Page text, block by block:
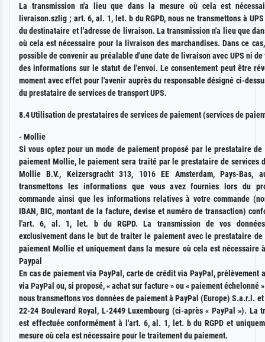
La transmission n'a lieu que dans la mesure où cela est
livraison.szlig ; art. 6, al. 1, let. b du RGPD, nous ne transmettons à
du destinataire et l'adresse de livraison. La transmission n'a lieu que
où cela est nécessaire pour la livraison des marchandises. Dans ce
possible de convenir au préalable d'une date de livraison avec UPS ni
des informations sur le statut de l'envoi. Le consentement peut être
moment avec effet pour l'avenir auprès du responsable désigné ci-
du prestataire de services de transport UPS.
8.4Utilisation de prestataires de services de paiement (services de
- Mollie
Si vous optez pour un mode de paiement proposé par le prestataire de
paiement Mollie, le paiement sera traité par le prestataire de services
Mollie B.V., Keizersgracht 313, 1016 EE Amsterdam, Pays-Bas,
transmettons les informations que vous avez fournies lors du
commande ainsi que les informations relatives à votre commande
IBAN, BIC, montant de la facture, devise et numéro de transaction)
l'art. 6, al. 1, let. b du RGPD. La transmission de vos
exclusivement dans le but de traiter le paiement avec le prestataire de
paiement Mollie et uniquement dans la mesure où cela est nécessaire
Paypal
En cas de paiement via PayPal, carte de crédit via PayPal, prélèvement
via PayPal ou, si proposé, « achat sur facture » ou « paiement échelonné
nous transmettons vos données de paiement à PayPal (Europe) S.a.r.l. et
22-24 Boulevard Royal, L-2449 Luxembourg (ci-après « PayPal »). La
est effectuée conformément à l'art. 6, al. 1, let. b du RGPD et
mesure où cela est nécessaire pour le traitement du paiement.